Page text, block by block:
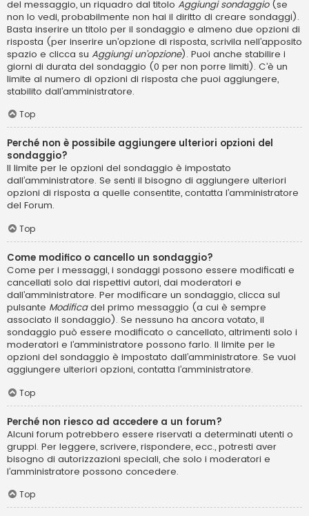
del messaggio, un riquadro dal titolo Aggiungi sondaggio(se
non lo vedi, probabilmente non hai il diritto di creare sondaggi).
Basta inserire un titolo per il sondaggio e almeno due opzioni di
risposta (per inserire un’opzione di risposta, scrivila nell’apposito
spazio e clicca su Aggiungi un’opzione). Puoi anche stabilire i
giorni di durata del sondaggio (0 per non porre limiti). C’è un
limite al numero di opzioni di risposta che puoi aggiungere,
stabilito dall’amministratore.
Top
Perché non è possibile aggiungere ulteriori opzioni del
sondaggio?
Il limite per le opzioni del sondaggio è impostato
dall’amministratore. Se senti il bisogno di aggiungere ulteriori
opzioni di risposta a quelle consentite, contatta l’amministratore
del Forum.
Top
Come modifico o cancello un sondaggio?
Come per i messaggi, i sondaggi possono essere modificati e
cancellati solo dai rispettivi autori, dai moderatori e
dall’amministratore. Per modificare un sondaggio, clicca sul
pulsante Modificadel primo messaggio (a cui è sempre
associato il sondaggio). Se nessuno ha ancora votato, il
sondaggio può essere modificato o cancellato, altrimenti solo i
moderatori e l’amministratore possono farlo. Il limite per le
opzioni del sondaggio è impostato dall’amministratore. Se vuoi
aggiungere ulteriori opzioni, contatta l’amministratore.
Top
Perché non riesco ad accedere a un forum?
Alcuni forum potrebbero essere riservati a determinati utenti o
gruppi. Per leggere, scrivere, rispondere, ecc., potresti aver
bisogno di autorizzazioni speciali, che solo i moderatori e
l’amministratore possono concedere.
Top